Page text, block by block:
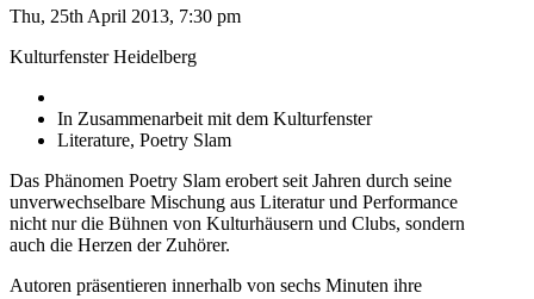
Thu, 25th April 2013, 7:30 pm
Kulturfenster Heidelberg
In Zusammenarbeit mit dem Kulturfenster
Literature, Poetry Slam
Das Phänomen Poetry Slam erobert seit Jahren durch seine
unverwechselbare Mischung aus Literatur und Performance
nicht nur die Bühnen von Kulturhäusern und Clubs, sondern
auch die Herzen der Zuhörer.
Autoren präsentieren innerhalb von sechs Minuten ihre